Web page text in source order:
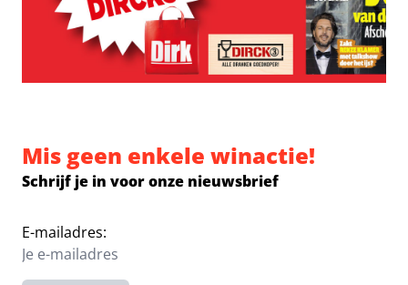
Mis geen enkele winactie!
Schrijf je in voor onze nieuwsbrief
E-mailadres: